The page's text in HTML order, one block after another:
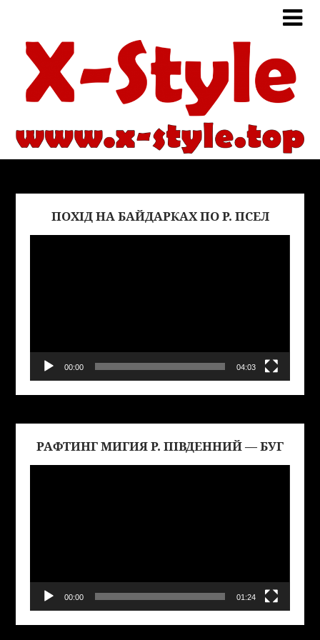
ПОХІД НА БАЙДАРКАХ ПО Р. ПСЕЛ
00:00 04:03
РАФТИНГ МИГИЯ Р. ПІВДЕННИЙ — БУГ
00:00 01:24